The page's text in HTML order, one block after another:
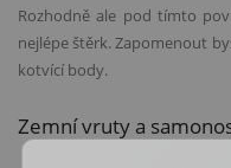
Rozhodně ale pod tímto
nejlépe štěrk. Zapomenout
kotvící body.
Zemní vruty a